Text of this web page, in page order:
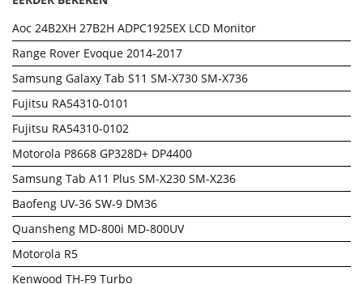
Aoc 24B2XH 27B2H ADPC1925EX LCD Monitor
Range Rover Evoque 2014-2017
Samsung Galaxy Tab S11 SM-X730 SM-X736
Fujitsu RA54310-0101
Fujitsu RA54310-0102
Motorola P8668 GP328D+ DP4400
Samsung Tab A11 Plus SM-X230 SM-X236
Baofeng UV-36 SW-9 DM36
Quansheng MD-800i MD-800UV
Motorola R5
Kenwood TH-F9 Turbo